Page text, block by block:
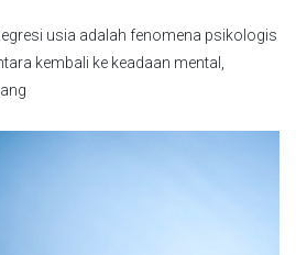
usia adalah fenomena psikologis
kembali ke keadaan mental,